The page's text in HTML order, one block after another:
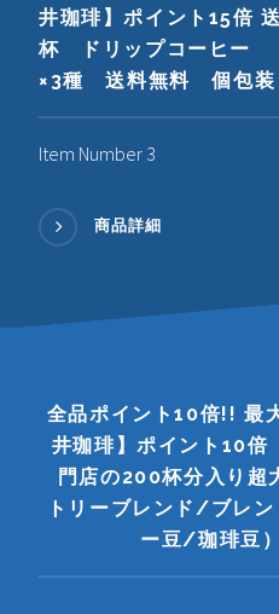
井珈琲】ポイント15倍
杯 ドリップコーヒー
×3種 送料無料 個包装
Item Number 3
商品詳細
全品ポイント10倍!! 最
井珈琲】ポイント10
門店の200杯分入り超
トリーブレンド/ブレ
ー豆/珈琲豆